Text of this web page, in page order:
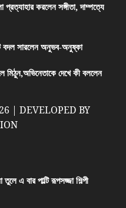
প্রত্যাহার করলেন সঙ্গীতা, দাম্পত্যে
বদল সারলেন অনুভব-অনুষ্কা
মিঠুন,অভিনেতাকে দেখে কী বললেন
| DEVELOPED BY
এ বার পাল্টি রূপসজ্জা শিল্পী